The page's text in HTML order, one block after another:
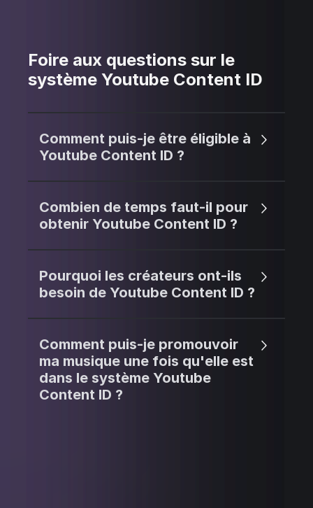
Foire aux questions sur le
système Youtube Content ID
Comment puis-je être éligible à
Youtube Content ID ?
Combien de temps faut-il pour
obtenir Youtube Content ID ?
Pourquoi les créateurs ont-ils
besoin de Youtube Content ID ?
Comment puis-je promouvoir
ma musique une fois qu'elle est
dans le système Youtube
Content ID ?